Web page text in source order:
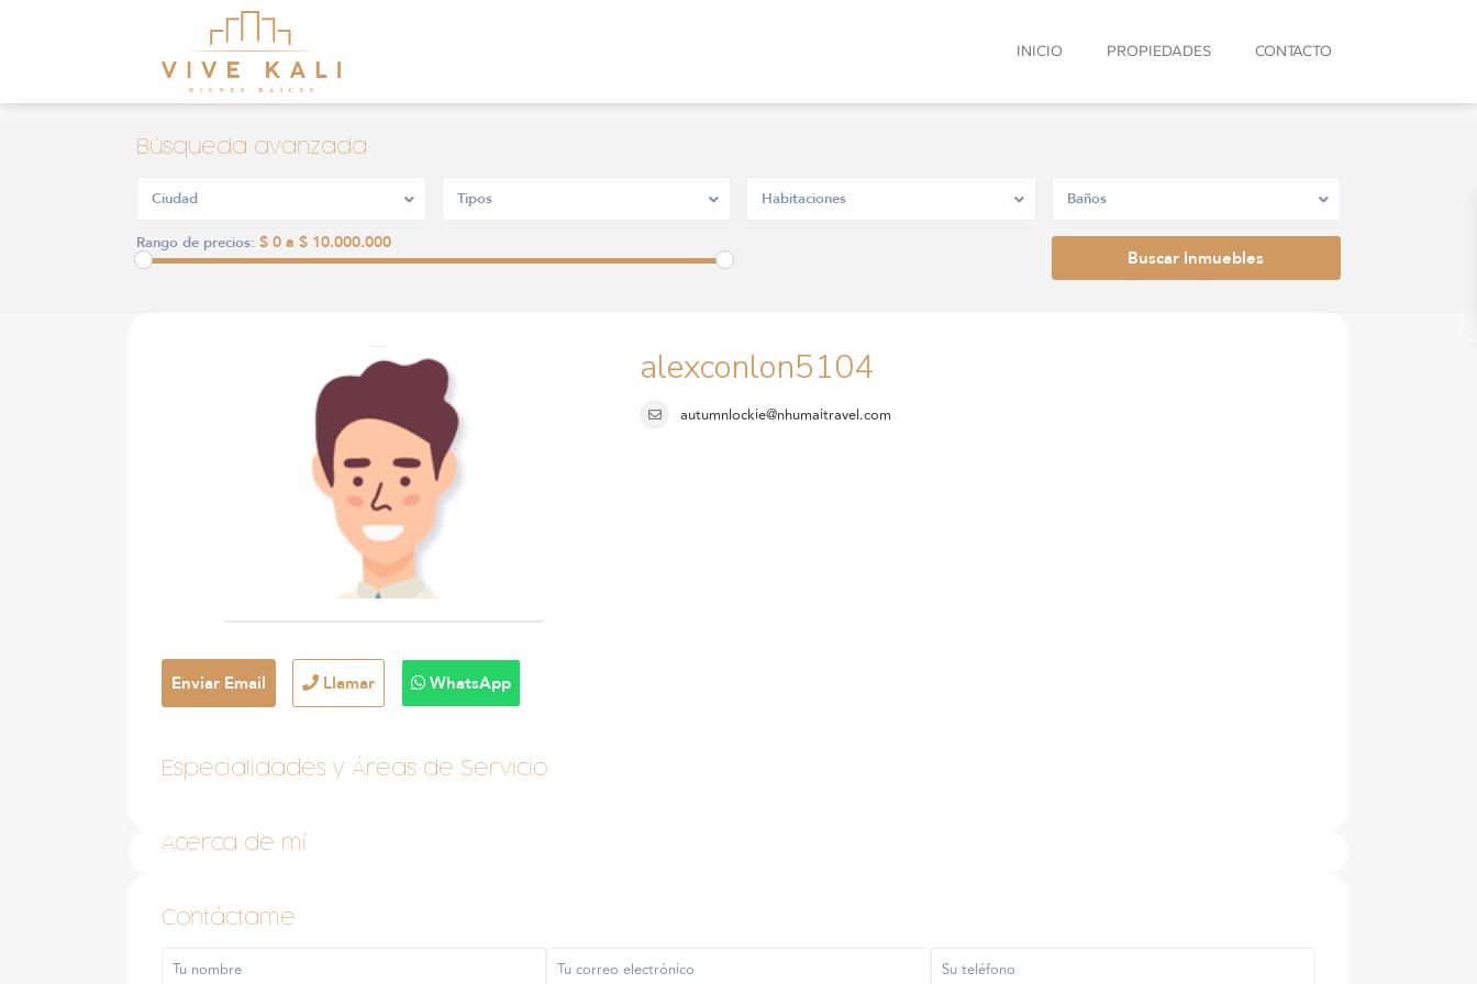
INICIO PROPIEDADES CONTACTO
Búsqueda avanzada
Ciudad Tipos Habitaciones Baños
Rango de precios: $ 0 a $ 10.000.000
alexconlon5104
autumnlockie@nhumaitravel.com
Enviar Email Llamar WhatsApp
Especialidades y Áreas de Servicio
Acerca de mí
Contáctame